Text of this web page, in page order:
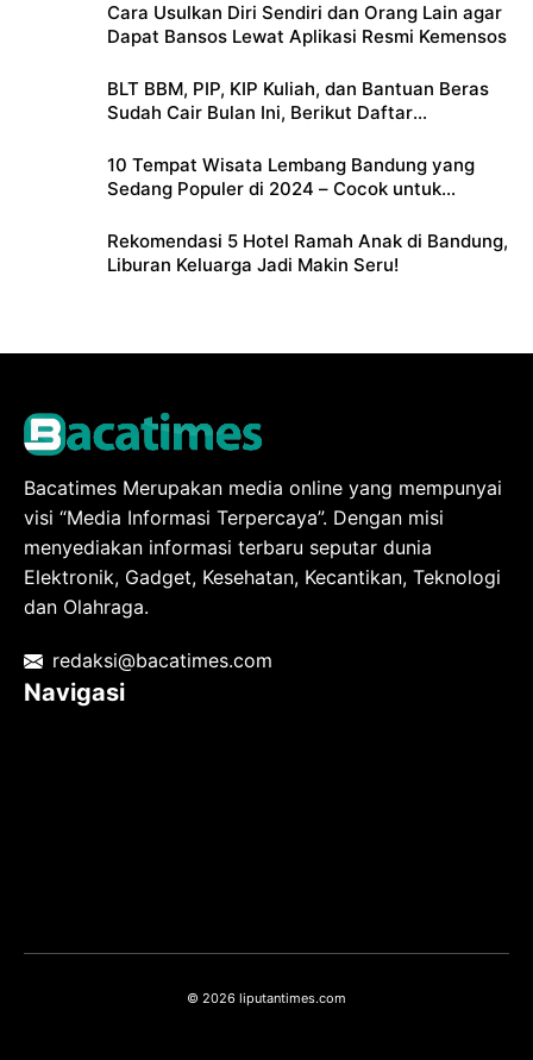
Cara Usulkan Diri Sendiri dan Orang Lain agar
Dapat Bansos Lewat Aplikasi Resmi Kemensos
BLT BBM, PIP, KIP Kuliah, dan Bantuan Beras
Sudah Cair Bulan Ini, Berikut Daftar
10 Tempat Wisata Lembang Bandung yang
Sedang Populer di 2024 – Cocok untuk
Rekomendasi 5 Hotel Ramah Anak di Bandung,
Liburan Keluarga Jadi Makin Seru!
Bacatimes Merupakan media online yang mempunyai
visi “Media Informasi Terpercaya”. Dengan misi
menyediakan informasi terbaru seputar dunia
Elektronik, Gadget, Kesehatan, Kecantikan, Teknologi
dan Olahraga.
redaksi@bacatimes.com
Navigasi
© 2026 liputantimes.com